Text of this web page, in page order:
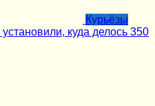
Курьёзы
куда делось 350